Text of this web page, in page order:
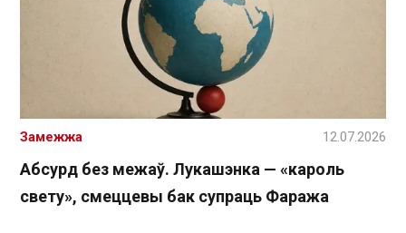
Абсурд без межаў. Лукашэнка — «кароль
свету», смеццевы бак супраць Фаража
Замежжа 12.07.2026